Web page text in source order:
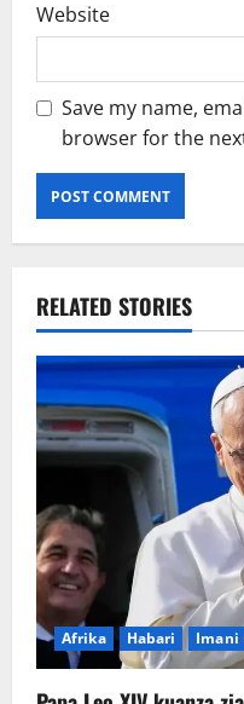
Website
Save my name,
browser for the
RELATED STORIES
Afrika Habari Imani